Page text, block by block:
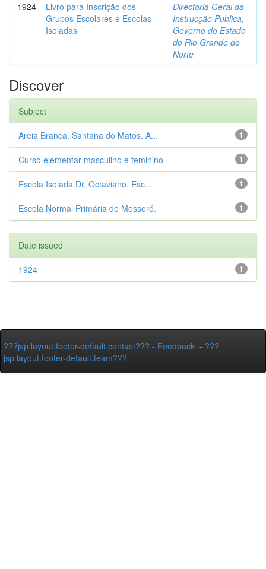
1924
Livro para Inscrição dos
Grupos Escolares e Escolas
Isoladas
Directoria Geral da
Instrucção Publica,
Governo do Estado
do Rio Grande do
Norte
Discover
Subject
1
Areia Branca. Santana do Matos. A...
1
Curso elementar masculino e feminino
1
Escola Isolada Dr. Octaviano. Esc...
1
Escola Normal Primária de Mossoró.
Date issued
1
1924
???jsp.layout.footer-default.contact??? - Feedback - ???
jsp.layout.footer-default.team???